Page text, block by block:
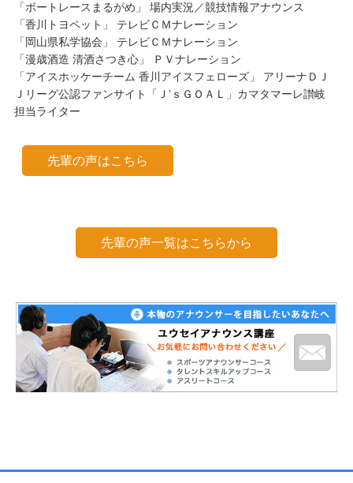
「ボートレースまるがめ」 場内実況／競技情報アナウンス
「香川トヨペット」 テレビＣＭナレーション
「岡山県私学協会」 テレビＣＭナレーション
「漫歳酒造 清酒さつき心」 ＰＶナレーション
「アイスホッケーチーム 香川アイスフェローズ」 アリーナＤＪ
Ｊリーグ公認ファンサイト「Ｊ’ｓＧＯＡＬ」カマタマーレ讃岐
担当ライター
先輩の声はこちら
先輩の声一覧はこちらから